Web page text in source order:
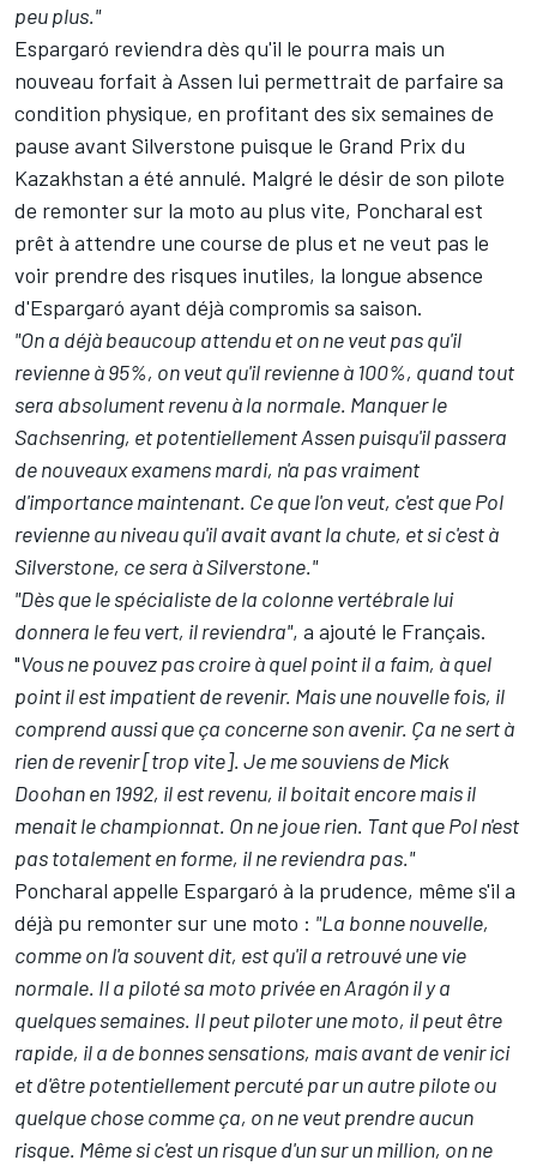
peu plus."
Espargaró reviendra dès qu'il le pourra mais un
nouveau forfait à Assen lui permettrait de parfaire sa
condition physique, en profitant des six semaines de
pause avant Silverstone puisque le Grand Prix du
Kazakhstan a été annulé. Malgré le désir de son pilote
de remonter sur la moto au plus vite, Poncharal est
prêt à attendre une course de plus et ne veut pas le
voir prendre des risques inutiles, la longue absence
d'Espargaró ayant déjà compromis sa saison.
"On a déjà beaucoup attendu et on ne veut pas qu'il
revienne à 95%, on veut qu'il revienne à 100%, quand tout
sera absolument revenu à la normale. Manquer le
Sachsenring, et potentiellement Assen puisqu'il passera
de nouveaux examens mardi, n'a pas vraiment
d'importance maintenant. Ce que l'on veut, c'est que Pol
revienne au niveau qu'il avait avant la chute, et si c'est à
Silverstone, ce sera à Silverstone."
"Dès que le spécialiste de la colonne vertébrale lui
donnera le feu vert, il reviendra", a ajouté le Français.
"Vous ne pouvez pas croire à quel point il a faim, à quel
point il est impatient de revenir. Mais une nouvelle fois, il
comprend aussi que ça concerne son avenir. Ça ne sert à
rien de revenir [trop vite]. Je me souviens de Mick
Doohan en 1992, il est revenu, il boitait encore mais il
menait le championnat. On ne joue rien. Tant que Pol n'est
pas totalement en forme, il ne reviendra pas."
Poncharal appelle Espargaró à la prudence, même s'il a
déjà pu remonter sur une moto : "La bonne nouvelle,
comme on l'a souvent dit, est qu'il a retrouvé une vie
normale. Il a piloté sa moto privée en Aragón il y a
quelques semaines. Il peut piloter une moto, il peut être
rapide, il a de bonnes sensations, mais avant de venir ici
et d'être potentiellement percuté par un autre pilote ou
quelque chose comme ça, on ne veut prendre aucun
risque. Même si c'est un risque d'un sur un million, on ne